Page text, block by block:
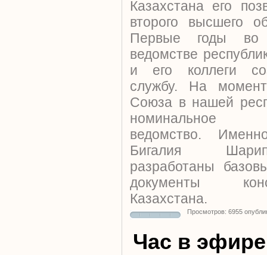
Казахстана его
второго высшего
Первые годы во
ведомстве
и его коллеги
службу. На
Союза в нашей
номинальное
ведомство.
Бигалия
разработаны
документы
Казахстана.
Просмотров: 6955
Час в эфире